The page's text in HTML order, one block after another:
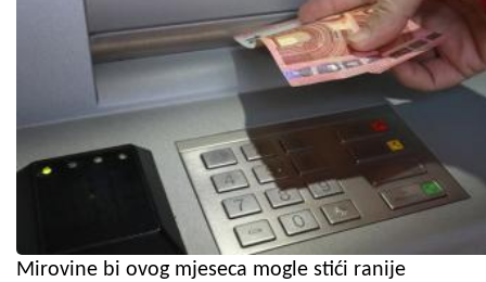
Mirovine bi ovog mjeseca mogle stići ranije